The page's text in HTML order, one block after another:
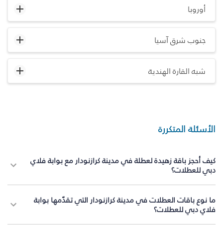
أوروبا
جنوب شرق آسيا
شبه القارة الهندية
الأسئلة المتكررة
كيف أحجز باقة زهيدة لعطلة في مدينة كرازنودار مع بوابة فلاي
دبي للعطلات؟
ما نوع باقات العطلات في مدينة كرازنودار التي تقدّمها بوابة
فلاي دبي للعطلات؟